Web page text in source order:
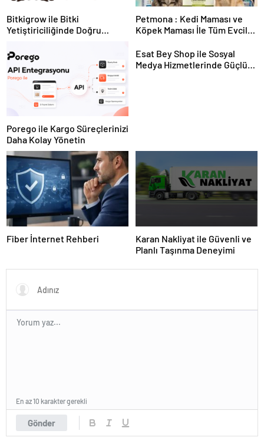
Bitkigrow ile Bitki
Yetiştiriciliğinde Doğru
Petmona : Kedi Maması ve
Köpek Maması İle Tüm Evcil
Porego ile Kargo Süreçlerinizi
Daha Kolay Yönetin
Esat Bey Shop ile Sosyal
Medya Hizmetlerinde Güçlü
Fiber İnternet Rehberi
Karan Nakliyat ile Güvenli ve
Planlı Taşınma Deneyimi
Gönder
En az 10 karakter gerekli